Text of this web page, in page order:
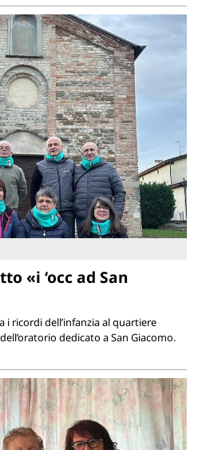
«i ‘occ ad San
i ricordi dell’infanzia al quartiere
dedicato a San Giacomo.